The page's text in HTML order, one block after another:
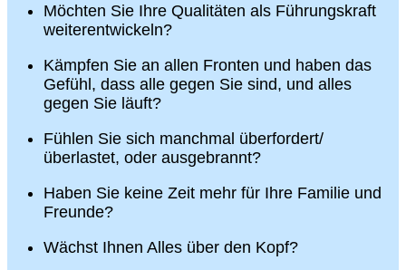
Möchten Sie Ihre Qualitäten als Führungskraft
weiterentwickeln?
Kämpfen Sie an allen Fronten und haben das
Gefühl, dass alle gegen Sie sind, und alles
gegen Sie läuft?
Fühlen Sie sich manchmal überfordert/
überlastet, oder ausgebrannt?
Haben Sie keine Zeit mehr für Ihre Familie und
Freunde?
Wächst Ihnen Alles über den Kopf?